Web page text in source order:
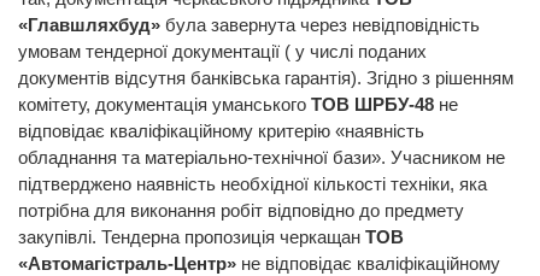
«Главшляхбуд» була завернута через невідповідність
умовам тендерної документації ( у числі поданих
документів відсутня банківська гарантія). Згідно з рішенням
комітету, документація уманського ТОВ ШРБУ-48 не
відповідає кваліфікаційному критерію «наявність
обладнання та матеріально-технічної бази». Учасником не
підтверджено наявність необхідної кількості техніки, яка
потрібна для виконання робіт відповідно до предмету
закупівлі. Тендерна пропозиція черкащан ТОВ
«Автомагістраль-Центр» не відповідає кваліфікаційному